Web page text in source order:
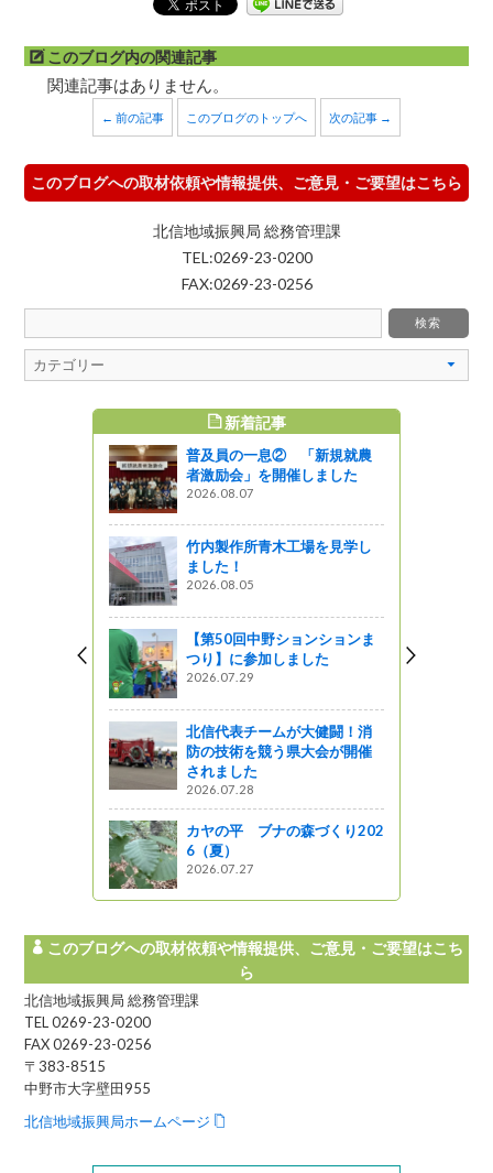
このブログ内の関連記事
関連記事はありません。
← 前の記事 このブログのトップへ 次の記事 →
このブログへの取材依頼や情報提供、ご意見・ご要望はこちら
北信地域振興局 総務管理課
TEL:0269-23-0200
FAX:0269-23-0256
新着記事
普及員の一息② 「新規就農
者激励会」を開催しました
2026.08.07
竹内製作所青木工場を見学し
ました！
2026.08.05
【第50回中野ションションま
つり】に参加しました
2026.07.29
北信代表チームが大健闘！消
防の技術を競う県大会が開催
されました
2026.07.28
カヤの平 ブナの森づくり202
6（夏）
2026.07.27
このブログへの取材依頼や情報提供、ご意見・ご要望はこち
ら
北信地域振興局 総務管理課
TEL 0269-23-0200
FAX 0269-23-0256
〒383-8515
中野市大字壁田955
北信地域振興局ホームページ